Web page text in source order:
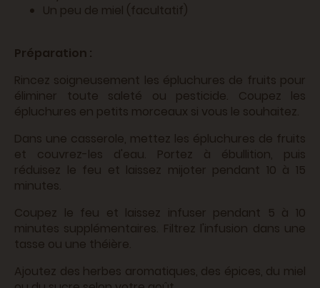
Un peu de miel (facultatif)
Préparation :
Rincez soigneusement les épluchures de fruits pour
éliminer toute saleté ou pesticide. Coupez les
épluchures en petits morceaux si vous le souhaitez.
Dans une casserole, mettez les épluchures de fruits
et couvrez-les d'eau. Portez à ébullition, puis
réduisez le feu et laissez mijoter pendant 10 à 15
minutes.
Coupez le feu et laissez infuser pendant 5 à 10
minutes supplémentaires. Filtrez l'infusion dans une
tasse ou une théière.
Ajoutez des herbes aromatiques, des épices, du miel